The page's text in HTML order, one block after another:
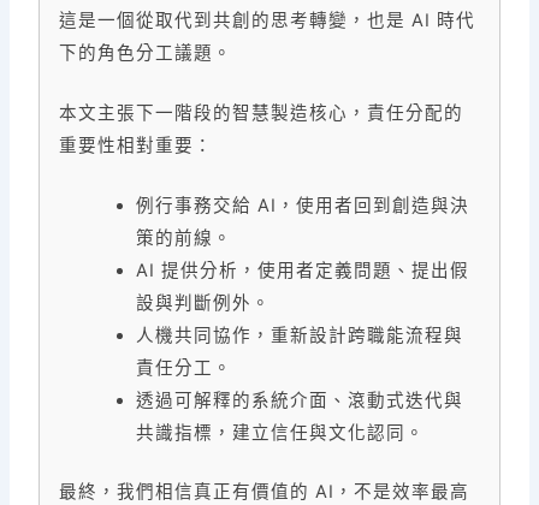
這是一個從取代到共創的思考轉變，也是 AI 時代
下的角色分工議題。
本文主張下一階段的智慧製造核心，責任分配的
重要性相對重要：
例行事務交給 AI，使用者回到創造與決
策的前線。
AI 提供分析，使用者定義問題、提出假
設與判斷例外。
人機共同協作，重新設計跨職能流程與
責任分工。
透過可解釋的系統介面、滾動式迭代與
共識指標，建立信任與文化認同。
最終，我們相信真正有價值的 AI，不是效率最高